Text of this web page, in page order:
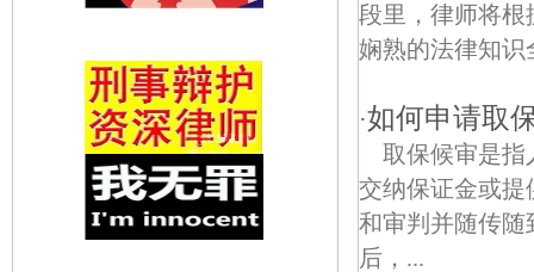
段里，律师将根
娴熟的法律知识
·如何申请取
取保候审是指
交纳保证金或提
和审判并随传
后，...